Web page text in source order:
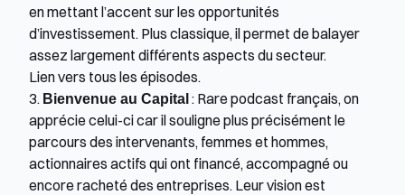
en mettant l’accent sur les opportunités
d’investissement. Plus classique, il permet de balayer
assez largement différents aspects du secteur.
Lien vers tous les épisodes.
3. Bienvenue au Capital : Rare podcast français, on
apprécie celui-ci car il souligne plus précisément le
parcours des intervenants, femmes et hommes,
actionnaires actifs qui ont financé, accompagné ou
encore racheté des entreprises. Leur vision est